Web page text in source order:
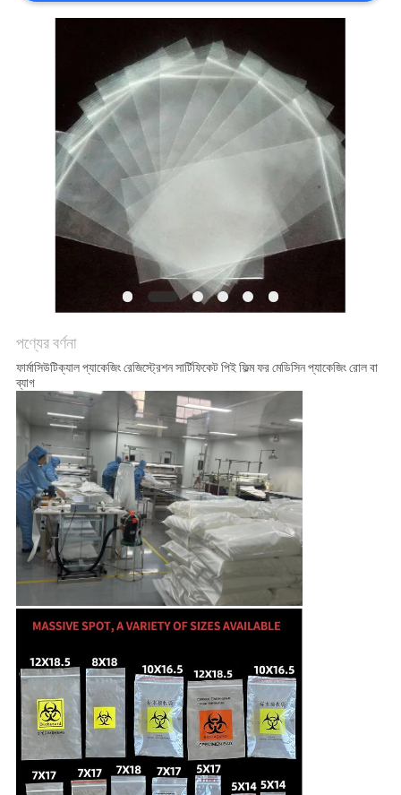
পণ্যের বর্ণনা
ফার্মাসিউটিক্যাল প্যাকেজিং রেজিস্ট্রেশন সার্টিফিকেট পিই ফিল্ম ফর মেডিসিন প্যাকেজিং রোল বা
ব্যাগ